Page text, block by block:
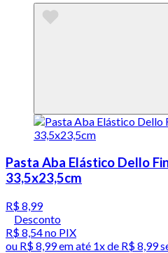
Pasta Aba Elástico Dello
33,5x23,5cm
R$ 8,99
Desconto
R$ 8,54no PIX
ou R$ 8,99em até 1x de R$ 8,99